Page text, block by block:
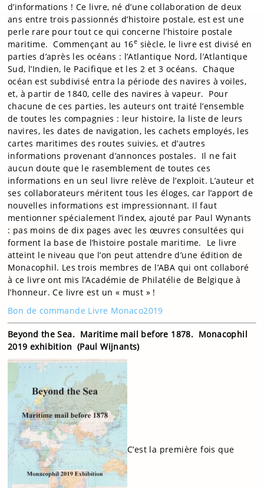
d’informations ! Ce livre, né d’une collaboration de deux
ans entre trois passionnés d’histoire postale, est est une
perle rare pour tout ce qui concerne l’histoire postale
maritime. Commençant au 16e siècle, le livre est divisé en
parties d’après les océans : l’Atlantique Nord, l’Atlantique
Sud, l’Indien, le Pacifique et les 2 et 3 océans. Chaque
océan est subdivisé entra la période des navires à voiles,
et, à partir de 1840, celle des navires à vapeur. Pour
chacune de ces parties, les auteurs ont traité l’ensemble
de toutes les compagnies : leur histoire, la liste de leurs
navires, les dates de navigation, les cachets employés, les
cartes maritimes des routes suivies, et d’autres
informations provenant d’annonces postales. Il ne fait
aucun doute que le rasemblement de toutes ces
informations en un seul livre relève de l’exploit. L’auteur et
ses collaborateurs méritent tous les éloges, car l’apport de
nouvelles informations est impressionnant. Il faut
mentionner spécialement l’index, ajouté par Paul Wynants
: pas moins de dix pages avec les œuvres consultées qui
forment la base de l’histoire postale maritime. Le livre
atteint le niveau que l’on peut attendre d’une édition de
Monacophil. Les trois membres de l’ABA qui ont collaboré
à ce livre ont mis l’Académie de Philatélie de Belgique à
l’honneur. Ce livre est un « must » !
Bon de commande Livre Monaco2019
Beyond the Sea. Maritime mail before 1878. Monacophil
2019 exhibition (Paul Wijnants)
C’est la première fois que